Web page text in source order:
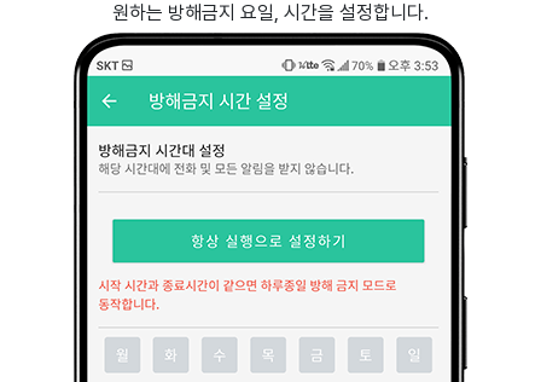
원하는 방해금지 요일, 시간을 설정합니다.